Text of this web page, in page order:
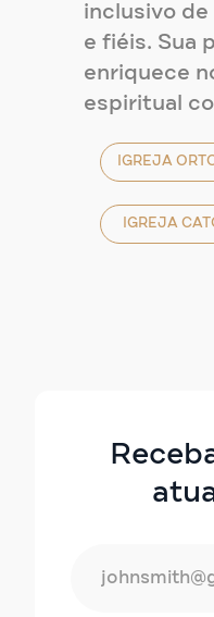
inclusivo de
e fiéis. Sua
enriquece
espiritual
IGREJA
IGREJA